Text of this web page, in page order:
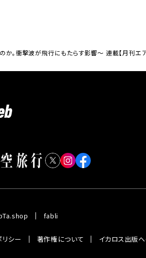
。衝撃波が飛行にもたらす影響～ 連載【月刊エ
fabli
シー 著作権について イカロス出版